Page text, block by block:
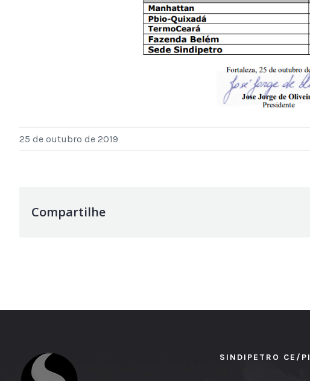
25 de outubro de 2019
Compartilhe
SINDIPETRO CE/PI